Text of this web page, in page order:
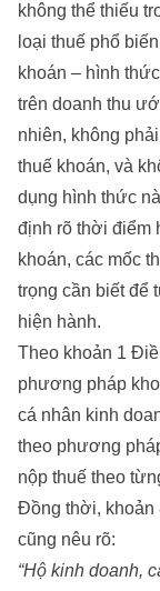
không thể thiếu
loại thuế phổ
khoán – hình
trên doanh thu
nhiên, không
thuế khoán, và
dụng hình thức
định rõ thời điểm
khoán, các mốc
trọng cần biết để
hiện hành.
Theo khoản 1
phương pháp
cá nhân kinh
theo phương
nộp thuế theo
Đồng thời, khoản
cũng nêu rõ:
“Hộ kinh doanh,